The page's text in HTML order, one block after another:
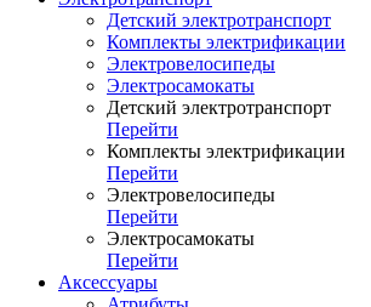
Детский электротранспорт
Комплекты электрификации
Электровелосипеды
Электросамокаты
Детский электротранспорт
Перейти
Комплекты электрификации
Перейти
Электровелосипеды
Перейти
Электросамокаты
Перейти
Аксессуары